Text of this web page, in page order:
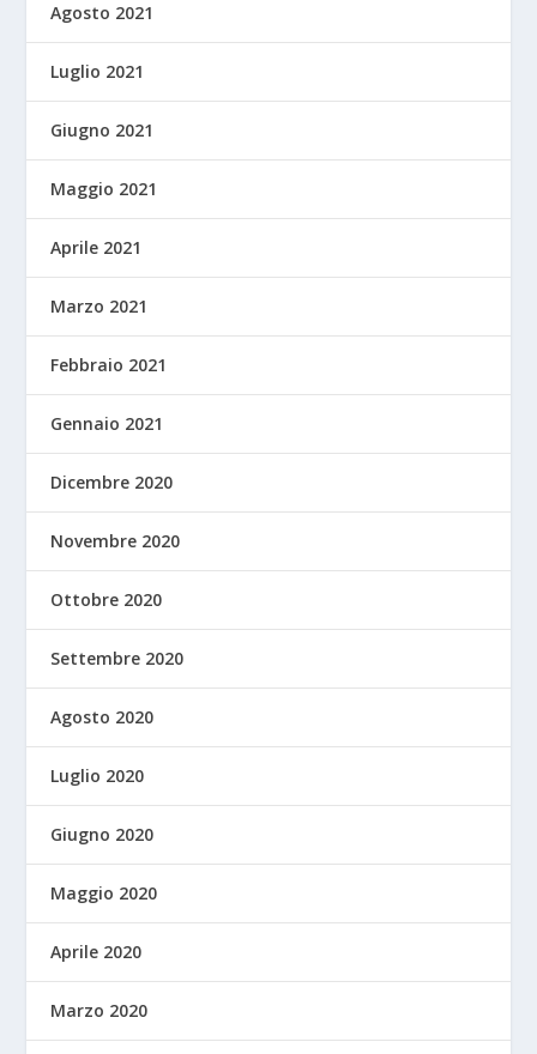
Agosto 2021
Luglio 2021
Giugno 2021
Maggio 2021
Aprile 2021
Marzo 2021
Febbraio 2021
Gennaio 2021
Dicembre 2020
Novembre 2020
Ottobre 2020
Settembre 2020
Agosto 2020
Luglio 2020
Giugno 2020
Maggio 2020
Aprile 2020
Marzo 2020